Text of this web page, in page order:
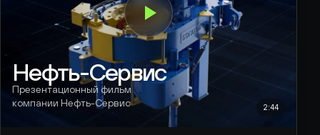
Нефть-Сервис
Презентационный фильм
компании Нефть-Сервис
2:44